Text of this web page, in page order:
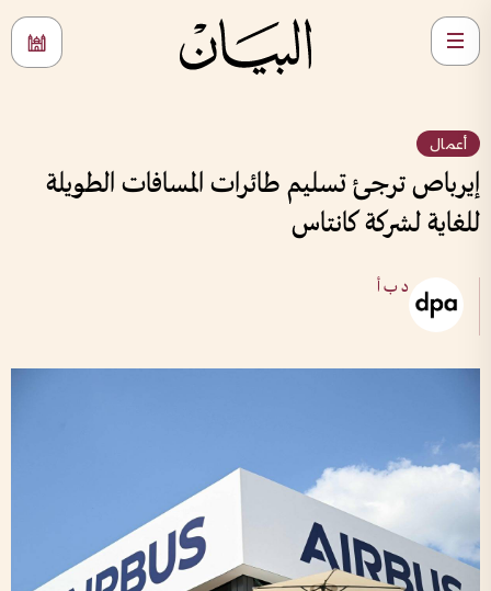
أعمال
إيرباص ترجئ تسليم طائرات المسافات الطويلة
للغاية لشركة كانتاس
د ب أ